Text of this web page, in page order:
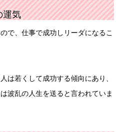
運気
で、仕事で成功しリーダになるこ
は若くして成功する傾向にあり、
波乱の人生を送ると言われていま